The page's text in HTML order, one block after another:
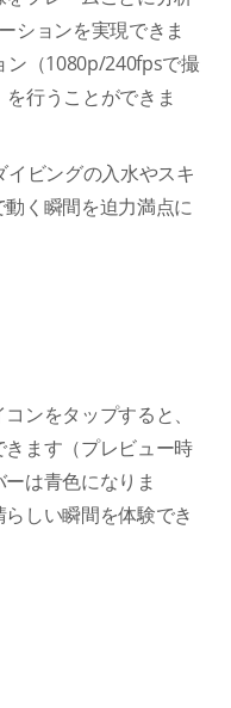
ションを実現できま
ン（1080p/240fpsで撮
行うことができま
ビングの入水やスキ
く瞬間を迫力満点に
ンをタップすると、
ます（プレビュー時
は青色になりま
しい瞬間を体験でき